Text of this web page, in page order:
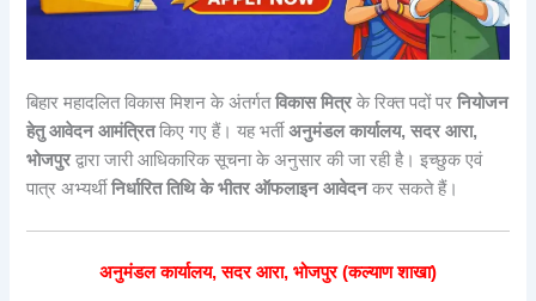
बिहार महादलित विकास मिशन के अंतर्गतविकास मित्रके रिक्त पदों परनियोजन
हेतु आवेदन आमंत्रितकिए गए हैं। यह भर्तीअनुमंडल कार्यालय, सदर आरा,
भोजपुरद्वारा जारी आधिकारिक सूचना के अनुसार की जा रही है। इच्छुक एवं
पात्र अभ्यर्थीनिर्धारित तिथि के भीतर ऑफलाइन आवेदनकर सकते हैं।
अनुमंडल कार्यालय, सदर आरा, भोजपुर (कल्याण शाखा)